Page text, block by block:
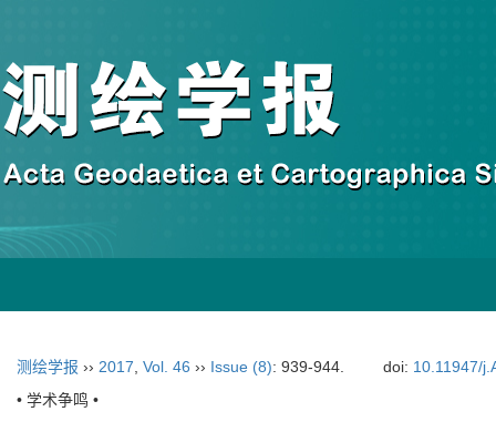
测绘学报 ›› 2017 Vol. 46 ›› Issue (8): 939-944. doi: 10.11947/
• 学术争鸣 •